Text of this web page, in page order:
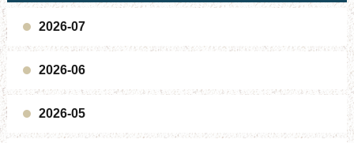
2026-07
2026-06
2026-05